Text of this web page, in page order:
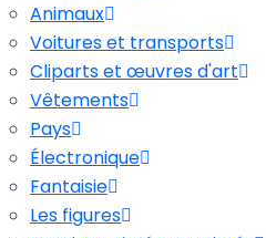
Animaux
Voitures et transports
Cliparts et œuvres d'art
Vêtements
Pays
Électronique
Fantaisie
Les figures